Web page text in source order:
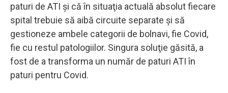
paturi de ATI şi că în situaţia actuală absolut fiecare
spital trebuie să aibă circuite separate şi să
gestioneze ambele categorii de bolnavi, fie Covid,
fie cu restul patologiilor. Singura soluţie găsită, a
fost de a transforma un număr de paturi ATI în
paturi pentru Covid.